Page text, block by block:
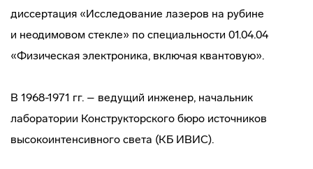
диссертация «Исследование лазеров на рубине
и неодимовом стекле» по специальности 01.04.04
«Физическая электроника, включая квантовую».
В 1968-1971 гг. – ведущий инженер, начальник
лаборатории Конструкторского бюро источников
высокоинтенсивного света (КБ ИВИС).